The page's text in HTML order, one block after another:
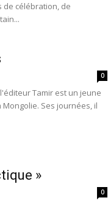
de célébration, de
0
Tamir est un jeune
Ses journées, il
»
0